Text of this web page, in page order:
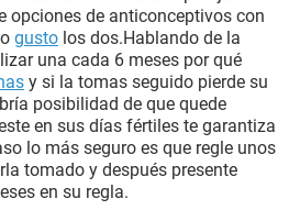
opciones de anticonceptivos con
gusto los dos.Hablando de la
una cada 6 meses por qué
y si la tomas seguido pierde su
posibilidad de que quede
en sus días fértiles te garantiza
lo más seguro es que regle unos
tomado y después presente
en su regla.